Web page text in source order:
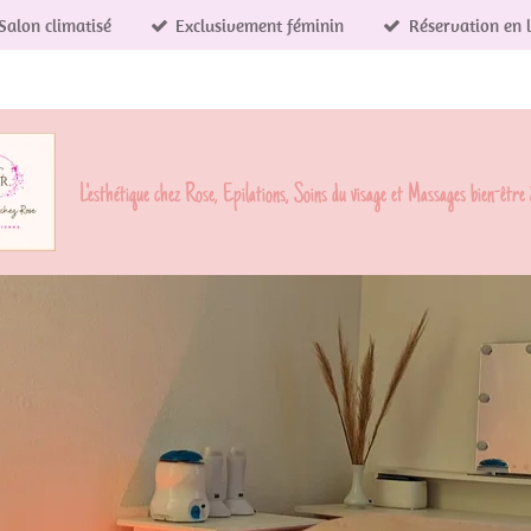
climatisé Exclusivement féminin Réservation en
L'esthétique chez Rose, Epilations, Soins du visage et Massages bien-être